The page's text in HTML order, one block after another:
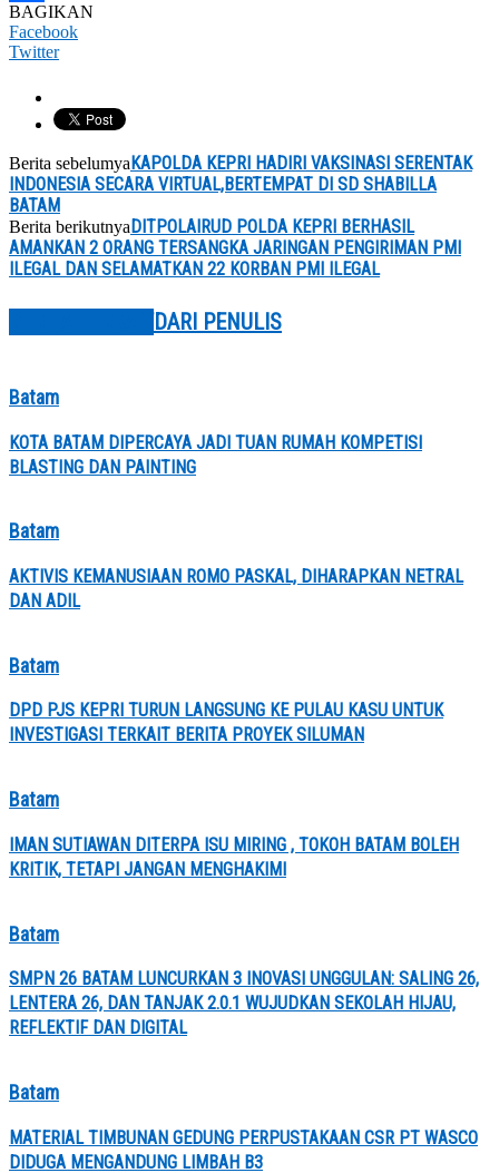
Share
BAGIKAN
Facebook
Twitter
Berita sebelumyaKAPOLDA KEPRI HADIRI VAKSINASI SERENTAK
INDONESIA SECARA VIRTUAL,BERTEMPAT DI SD SHABILLA
BATAM
Berita berikutnyaDITPOLAIRUD POLDA KEPRI BERHASIL
AMANKAN 2 ORANG TERSANGKA JARINGAN PENGIRIMAN PMI
ILEGAL DAN SELAMATKAN 22 KORBAN PMI ILEGAL
DARI PENULIS
Batam
KOTA BATAM DIPERCAYA JADI TUAN RUMAH KOMPETISI
BLASTING DAN PAINTING
Batam
AKTIVIS KEMANUSIAAN ROMO PASKAL, DIHARAPKAN NETRAL
DAN ADIL
Batam
DPD PJS KEPRI TURUN LANGSUNG KE PULAU KASU UNTUK
INVESTIGASI TERKAIT BERITA PROYEK SILUMAN
Batam
IMAN SUTIAWAN DITERPA ISU MIRING , TOKOH BATAM BOLEH
KRITIK, TETAPI JANGAN MENGHAKIMI
Batam
SMPN 26 BATAM LUNCURKAN 3 INOVASI UNGGULAN: SALING 26,
LENTERA 26, DAN TANJAK 2.0.1 WUJUDKAN SEKOLAH HIJAU,
REFLEKTIF DAN DIGITAL
Batam
MATERIAL TIMBUNAN GEDUNG PERPUSTAKAAN CSR PT WASCO
DIDUGA MENGANDUNG LIMBAH B3